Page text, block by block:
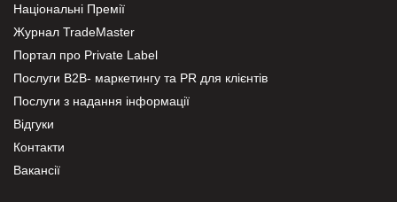
Національні Премії
Журнал TradeMaster
Портал про Private Label
Послуги В2В- маркетингу та PR для клієнтів
Послуги з надання інформації
Відгуки
Контакти
Вакансії